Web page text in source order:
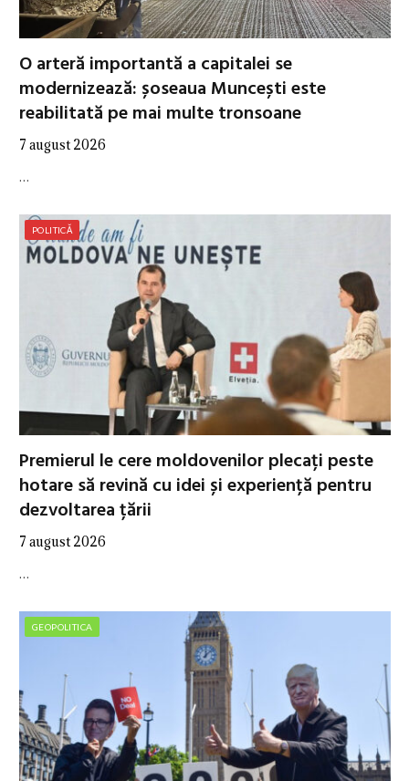
O arteră importantă a capitalei se
modernizează: șoseaua Muncești este
reabilitată pe mai multe tronsoane
7 august 2026
…
POLITICĂ
Premierul le cere moldovenilor plecați peste
hotare să revină cu idei și experiență pentru
dezvoltarea țării
7 august 2026
…
GEOPOLITICA